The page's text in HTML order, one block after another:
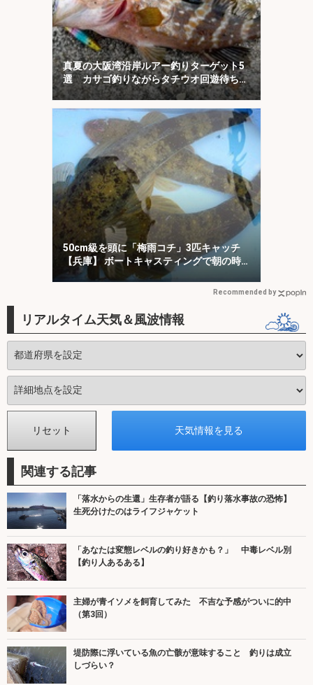
真夏の大阪湾沿岸ルアー釣りターゲット5
選 カサゴ釣りながらタチウオ回遊待ちが
オススメ？
50cm級を頭に「梅雨コチ」3匹キャッチ
【兵庫】 ボートキャスティングで朝の時
合いを攻略！
Recommended by
リアルタイム天気＆風波情報
関連する記事
「落水からの生還」生存者が語る【釣り落水事故の恐怖】
生死分けたのはライフジャケット
「あなたは変態レベルの釣り好きかも？」 中毒レベル別
【釣り人あるある】
主婦が青イソメを飼育してみた 不吉な予感がついに的中
（第3回）
堤防際に浮いている魚の亡骸が意味すること 釣りは成立
しづらい？